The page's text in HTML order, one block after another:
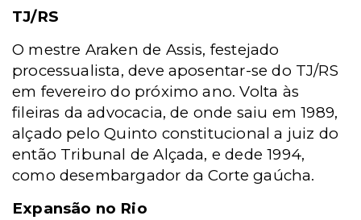
TJ/RS
O mestre Araken de Assis, festejado
processualista, deve aposentar-se do TJ/RS
em fevereiro do próximo ano. Volta às
fileiras da advocacia, de onde saiu em 1989,
alçado pelo Quinto constitucional a juiz do
então Tribunal de Alçada, e dede 1994,
como desembargador da Corte gaúcha.
Expansão no Rio